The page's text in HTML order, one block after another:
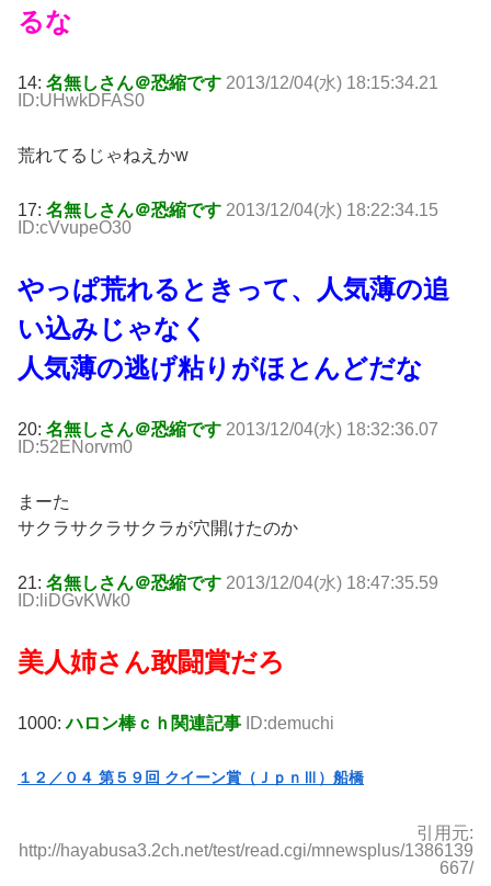
るな
14: 名無しさん＠恐縮です 2013/12/04(水) 18:15:34.21
ID:UHwkDFAS0
荒れてるじゃねえかw
17: 名無しさん＠恐縮です 2013/12/04(水) 18:22:34.15
ID:cVvupeO30
やっぱ荒れるときって、人気薄の追
い込みじゃなく
人気薄の逃げ粘りがほとんどだな
20: 名無しさん＠恐縮です 2013/12/04(水) 18:32:36.07
ID:52ENorvm0
まーた
サクラサクラサクラが穴開けたのか
21: 名無しさん＠恐縮です 2013/12/04(水) 18:47:35.59
ID:liDGvKWk0
美人姉さん敢闘賞だろ
1000:ハロン棒ｃｈ関連記事 ID:demuchi
１２／０４ 第５９回 クイーン賞（ＪｐｎⅢ）船橋
引用元:
http://hayabusa3.2ch.net/test/read.cgi/mnewsplus/1386139
667/